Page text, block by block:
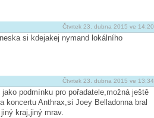
Čtvrtek 23. dubna 2015 ve 14:20
si kdejakej nymand lokálního
Čtvrtek 23. dubna 2015 ve 13:34
podmínku pro pořadatele,možná ještě
koncertu Anthrax,si Joey Belladonna bral
kraj,jiný mrav.